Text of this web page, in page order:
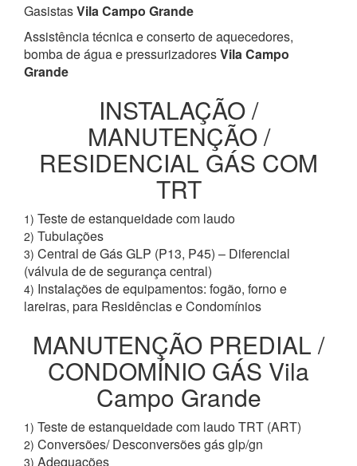
GasistasVila Campo Grande
Assistência técnica e conserto de aquecedores,
bomba de água e pressurizadoresVila Campo
Grande
INSTALAÇÃO /
MANUTENÇÃO /
RESIDENCIAL GÁS COM
TRT
1) Teste de estanqueidade com laudo
2) Tubulações
3) Central de Gás GLP (P13, P45) – Diferencial
(válvula de de segurança central)
4) Instalações de equipamentos: fogão, forno e
lareiras, para Residências e Condomínios
MANUTENÇÃO PREDIAL /
CONDOMÍNIO GÁS Vila
Campo Grande
1) Teste de estanqueidade com laudo TRT (ART)
2) Conversões/ Desconversões gás glp/gn
3) Adequações